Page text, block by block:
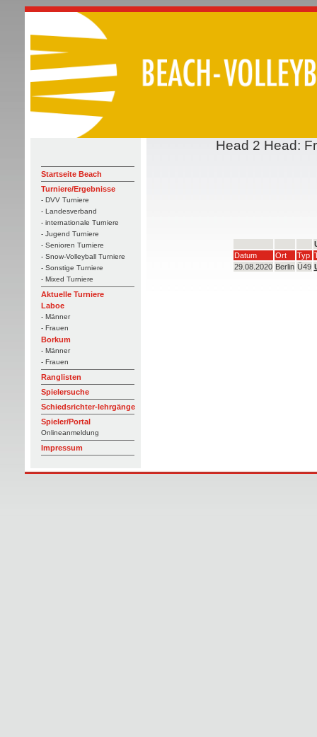
Startseite Beach
Turniere/Ergebnisse
- DVV Turniere
- Landesverband
- internationale Turniere
- Jugend Turniere
- Senioren Turniere
- Snow-Volleyball Turniere
- Sonstige Turniere
- Mixed Turniere
Aktuelle Turniere
Laboe
- Männer
- Frauen
Borkum
- Männer
- Frauen
Ranglisten
Spielersuche
Schiedsrichter-lehrgänge
Spieler/Portal
Onlineanmeldung
Impressum
Head 2 Head:
Datum
Ort Typ
29.08.2020 Berlin Ü49